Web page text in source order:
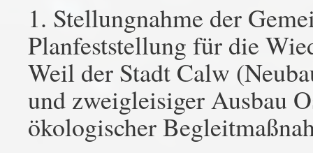
1. Stellungnahme der
Planfeststellung für die
Weil der Stadt Calw
und zweigleisiger Ausbau
ökologischer